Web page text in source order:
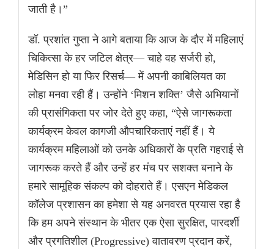
जाती है।”
डॉ. प्रशांत गुप्ता ने आगे बताया कि आज के दौर में महिलाएं
चिकित्सा के हर जटिल क्षेत्र— चाहे वह सर्जरी हो,
मेडिसिन हो या फिर रिसर्च— में अपनी काबिलियत का
लोहा मनवा रही हैं। उन्होंने ‘मिशन शक्ति’ जैसे अभियानों
की प्रासंगिकता पर जोर देते हुए कहा, “ऐसे जागरूकता
कार्यक्रम केवल कागजी औपचारिकताएं नहीं हैं। ये
कार्यक्रम महिलाओं को उनके अधिकारों के प्रति गहराई से
जागरूक करते हैं और उन्हें हर मंच पर सशक्त बनाने के
हमारे सामूहिक संकल्प को दोहराते हैं। एसएन मेडिकल
कॉलेज प्रशासन का हमेशा से यह अनवरत प्रयास रहा है
कि हम अपने संस्थान के भीतर एक ऐसा सुरक्षित, पारदर्शी
और प्रगतिशील (Progressive) वातावरण प्रदान करें,